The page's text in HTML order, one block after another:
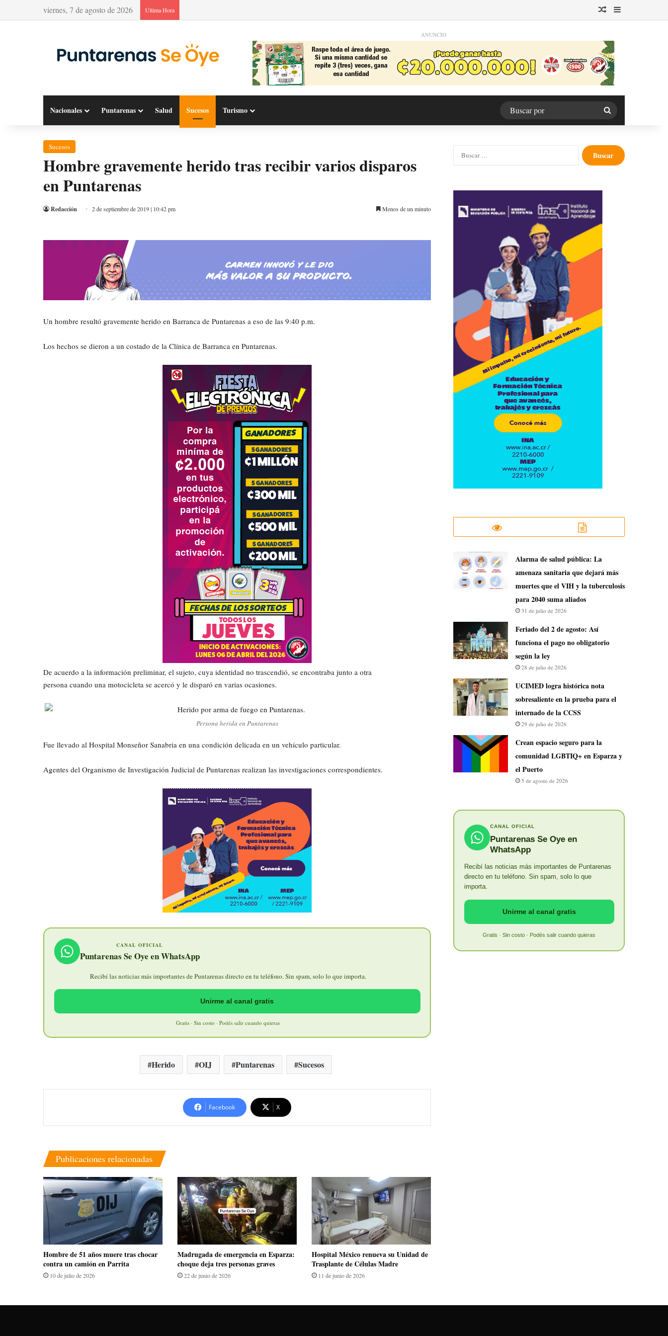
viernes, 7 de agosto de 2026 Última Hora Publicación al azar
Barra lateral
ANUNCIO
Nacionales Puntarenas Salud Sucesos Turismo
Buscar
por
Sucesos
Hombre gravemente herido tras recibir varios disparos
en Puntarenas
Redacción 2 de septiembre de 2019 | 10:42 pm Menos de un minuto
Un hombre resultó gravemente herido en Barranca de Puntarenas a eso de las 9:40 p.m.
Los hechos se dieron a un costado de la Clínica de Barranca en Puntarenas.
De acuerdo a la información preliminar, el sujeto, cuya identidad no trascendió, se encontraba junto a otra
persona cuando una motocicleta se acercó y le disparó en varias ocasiones.
Persona herida en Puntarenas
Fue llevado al Hospital Monseñor Sanabria en una condición delicada en un vehículo particular.
Agentes del Organismo de Investigación Judicial de Puntarenas realizan las investigaciones correspondientes.
CANAL OFICIAL
Puntarenas Se Oye en WhatsApp
Recibí las noticias más importantes de Puntarenas directo en tu teléfono. Sin spam, solo lo que importa.
Unirme al canal gratis
Gratis · Sin costo · Podés salir cuando quieras
Herido OIJ Puntarenas Sucesos
Facebook X
Publicaciones relacionadas
Hombre de 51 años muere tras chocar
contra un camión en Parrita
10 de julio de 2026
Madrugada de emergencia en Esparza:
choque deja tres personas graves
22 de junio de 2026
Hospital México renueva su Unidad de
Trasplante de Células Madre
11 de junio de 2026
Buscar:
​Alarma de salud pública: La
amenaza sanitaria que dejará más
muertes que el VIH y la tuberculosis
para 2040 suma aliados
31 de julio de 2026
Feriado del 2 de agosto: Así
funciona el pago no obligatorio
según la ley
28 de julio de 2026
UCIMED logra histórica nota
sobresaliente en la prueba para el
internado de la CCSS
29 de julio de 2026
Crean espacio seguro para la
comunidad LGBTIQ+ en Esparza y
el Puerto
5 de agosto de 2026
CANAL OFICIAL
Puntarenas Se Oye en
WhatsApp
Recibí las noticias más importantes de Puntarenas
directo en tu teléfono. Sin spam, solo lo que
importa.
Unirme al canal gratis
Gratis · Sin costo · Podés salir cuando quieras